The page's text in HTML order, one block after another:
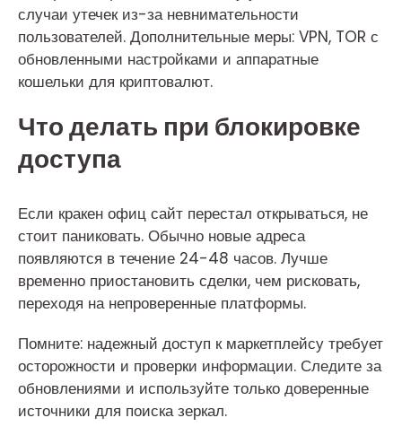
случаи утечек из-за невнимательности
пользователей. Дополнительные меры: VPN, TOR с
обновленными настройками и аппаратные
кошельки для криптовалют.
Что делать при блокировке
доступа
Если кракен офиц сайт перестал открываться, не
стоит паниковать. Обычно новые адреса
появляются в течение 24-48 часов. Лучше
временно приостановить сделки, чем рисковать,
переходя на непроверенные платформы.
Помните: надежный доступ к маркетплейсу требует
осторожности и проверки информации. Следите за
обновлениями и используйте только доверенные
источники для поиска зеркал.